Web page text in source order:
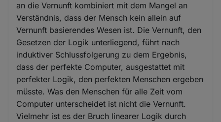
an die Vernunft kombiniert mit dem Mangel an
Verständnis, dass der Mensch kein allein auf
Vernunft basierendes Wesen ist. Die Vernunft, den
Gesetzen der Logik unterliegend, führt nach
induktiver Schlussfolgerung zu dem Ergebnis,
dass der perfekte Computer, ausgestattet mit
perfekter Logik, den perfekten Menschen ergeben
müsste. Was den Menschen für alle Zeit vom
Computer unterscheidet ist nicht die Vernunft.
Vielmehr ist es der Bruch linearer Logik durch